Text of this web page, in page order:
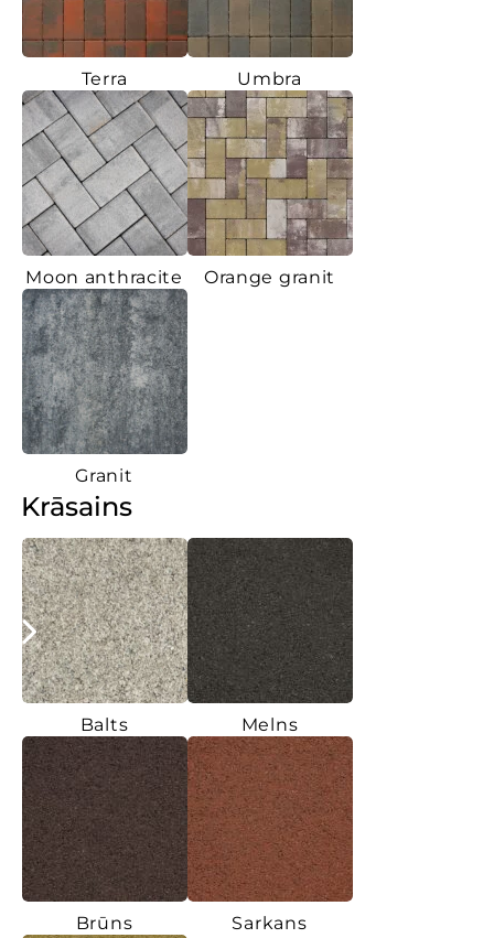
Terra Umbra
Moon anthracite Orange granit
Granit
Krāsains
Balts Melns
Brūns Sarkans